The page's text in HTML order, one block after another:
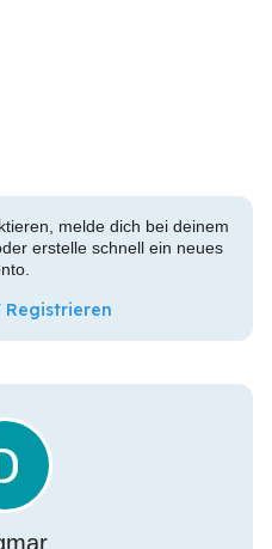
melde dich bei deinem
erstelle schnell ein neues